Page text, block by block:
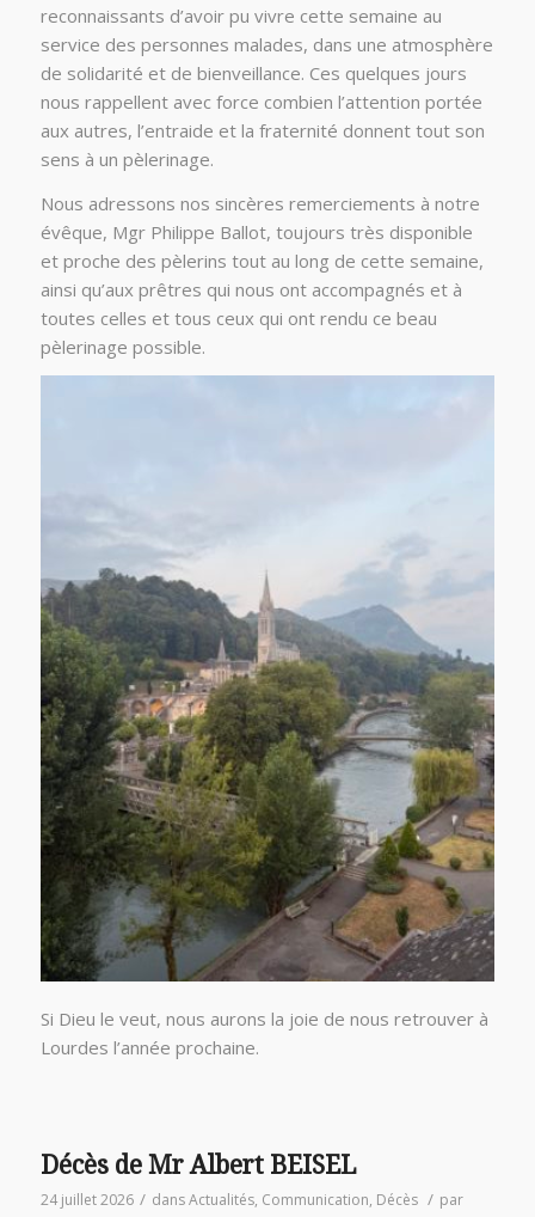
reconnaissants d’avoir pu vivre cette semaine au
service des personnes malades, dans une atmosphère
de solidarité et de bienveillance. Ces quelques jours
nous rappellent avec force combien l’attention portée
aux autres, l’entraide et la fraternité donnent tout son
sens à un pèlerinage.
Nous adressons nos sincères remerciements à notre
évêque, Mgr Philippe Ballot, toujours très disponible
et proche des pèlerins tout au long de cette semaine,
ainsi qu’aux prêtres qui nous ont accompagnés et à
toutes celles et tous ceux qui ont rendu ce beau
pèlerinage possible.
Si Dieu le veut, nous aurons la joie de nous retrouver à
Lourdes l’année prochaine.
Décès de Mr Albert BEISEL
24 juillet 2026 / dansActualités, Communication, Décès / par